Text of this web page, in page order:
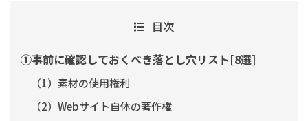
目次
①事前に確認しておくべき落とし穴リスト[8選]
（1）素材の使用権利
（2）Webサイト自体の著作権